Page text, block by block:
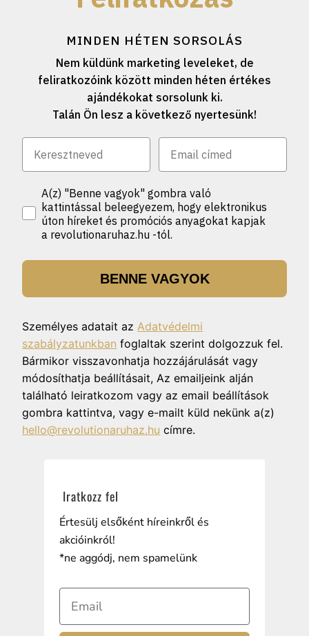
MINDEN HÉTEN SORSOLÁS
Nem küldünk marketing leveleket, de
feliratkozóink között minden héten értékes
ajándékokat sorsolunk ki.
Talán Ön lesz a következő nyertesünk!
A(z) "Benne vagyok" gombra való
kattintással beleegyezem, hogy elektronikus
úton híreket és promóciós anyagokat kapjak
a revolutionaruhaz.hu -tól.
BENNE VAGYOK
Személyes adatait azAdatvédelmi
szabályzatunkban foglaltak szerint dolgozzuk fel.
Bármikor visszavonhatja hozzájárulását vagy
módosíthatja beállításait, Az emailjeink alján
található leiratkozom vagy az email beállítások
gombra kattintva, vagy e-mailt küld nekünk a(z)
hello@revolutionaruhaz.hu címre.
Iratkozz fel
Értesülj elsőként híreinkről és
akcióinkról!
*ne aggódj, nem spamelünk